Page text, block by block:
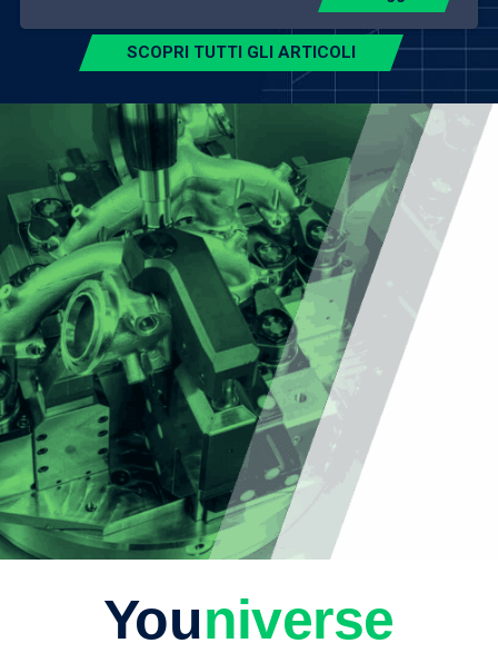
SCOPRI TUTTI GLI ARTICOLI
Youniverse